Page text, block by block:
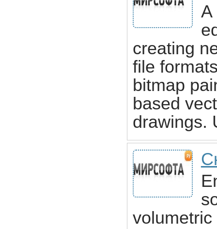
A
creating
file
bitmap
based
drawings.